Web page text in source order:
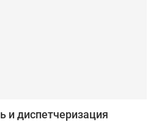
и диспетчеризация